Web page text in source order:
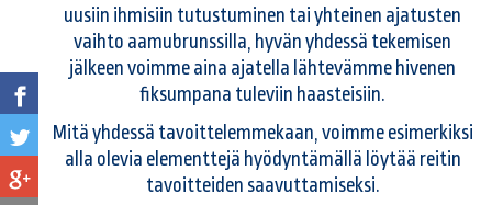
uusiin ihmisiin tutustuminen tai yhteinen ajatusten
vaihto aamubrunssilla, hyvän yhdessä tekemisen
jälkeen voimme aina ajatella lähtevämme hivenen
fiksumpana tuleviin haasteisiin.
Mitä yhdessä tavoittelemmekaan, voimme esimerkiksi
alla olevia elementtejä hyödyntämällä löytää reitin
tavoitteiden saavuttamiseksi.